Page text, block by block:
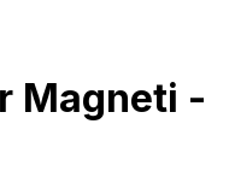
Magneti -